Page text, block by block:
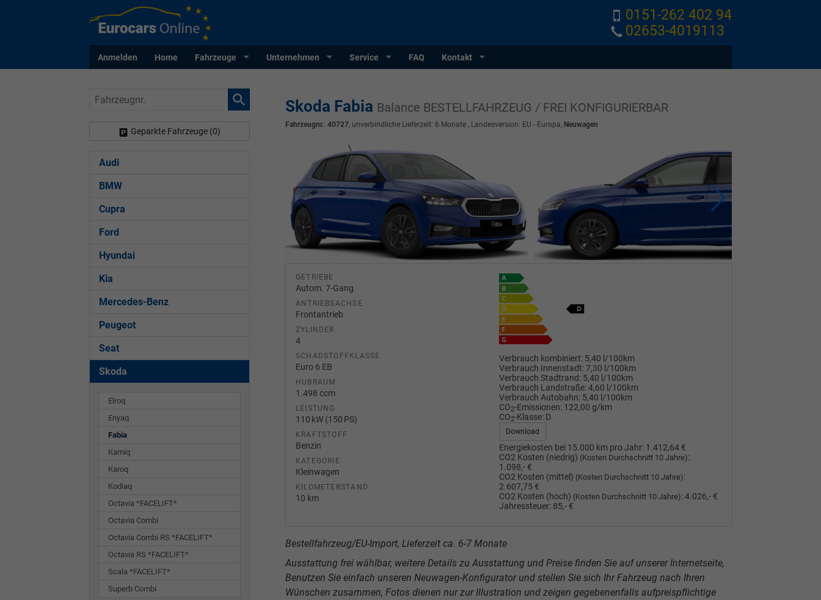
0151-262 402 94
02653-4019113
Anmelden Home Fahrzeuge Unternehmen Service FAQ Kontakt
Skoda Fabia Balance BESTELLFAHRZEUG / FREI KONFIGURIERBAR
Fahrzeugnr.: 40727, unverbindliche Lieferzeit: 6 Monate, Landesversion: EU - Europa, Neuwagen
GETRIEBE
Autom. 7-Gang
ANTRIEBSACHSE
Frontantrieb
ZYLINDER
4
SCHADSTOFFKLASSE
Euro 6 EB
HUBRAUM
1.498 ccm
LEISTUNG
110 kW (150 PS)
KRAFTSTOFF
Benzin
KATEGORIE
Kleinwagen
KILOMETERSTAND
10 km
Verbrauch kombiniert: 5,40 l/100km
Verbrauch Innenstadt:7,30 l/100km
Verbrauch Stadtrand: 5,40 l/100km
Verbrauch Landstraße:4,60 l/100km
Verbrauch Autobahn: 5,40 l/100km
CO2-Emissionen: 122,00 g/km
CO2-Klasse: D
Download
Energiekosten bei 15.000 km pro Jahr: 1.412,64 €
CO2 Kosten (niedrig) (Kosten Durchschnitt 10 Jahre):
1.098,- €
CO2 Kosten (mittel) (Kosten Durchschnitt 10 Jahre):
2.607,75 €
CO2 Kosten (hoch) (Kosten Durchschnitt 10 Jahre):4.026,- €
Jahressteuer: 85,- €
Bestellfahrzeug/EU-Import, Lieferzeit ca. 6-7 Monate
Ausstattung frei wählbar, weitere Details zu Ausstattung und Preise finden Sie auf unserer Internetseite,
Benutzen Sie einfach unseren Neuwagen-Konfigurator und stellen Sie sich Ihr Fahrzeug nach Ihren
Wünschen zusammen, Fotos dienen nur zur Illustration und zeigen gegebenenfalls aufpreispflichtige
Fahrzeugnr.
Geparkte Fahrzeuge (0)
Audi
BMW
Cupra
Ford
Hyundai
Kia
Mercedes-Benz
Peugeot
Seat
Skoda
Elroq
Enyaq
Fabia
Kamiq
Karoq
Kodiaq
Octavia *FACELIFT*
Octavia Combi
Octavia Combi RS *FACELIFT*
Octavia RS *FACELIFT*
Scala *FACELIFT*
Superb Combi